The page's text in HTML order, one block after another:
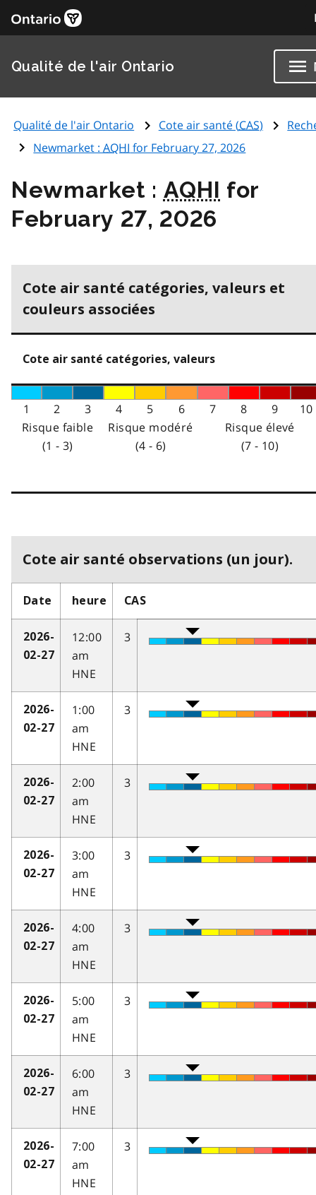
Qualité de l'air Ontario
Qualité de l'air Ontario Cote air santé (CAS)
Newmarket :AQHI for February 27, 2026
Newmarket : AQHI for
February 27, 2026
Cote air santé catégories, valeurs et
couleurs associées
Cote air santé catégories, valeurs
1 2 3 4 5 6 7 8 9
10
Risque faible
(1 - 3)
Risque modéré
(4 - 6)
Risque élevé
(7 - 10)
Cote air santé observations (un jour).
Date heure CAS
2026-
02-27
12:00
am
HNE
3
2026-
02-27
1:00
am
HNE
3
2026-
02-27
2:00
am
HNE
3
2026-
02-27
3:00
am
HNE
3
2026-
02-27
4:00
am
HNE
3
2026-
02-27
5:00
am
HNE
3
2026-
02-27
6:00
am
HNE
3
2026-
02-27
7:00
am
HNE
3